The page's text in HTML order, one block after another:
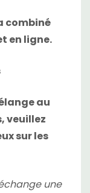
combiné
en ligne.
au
veuillez
sur les
une